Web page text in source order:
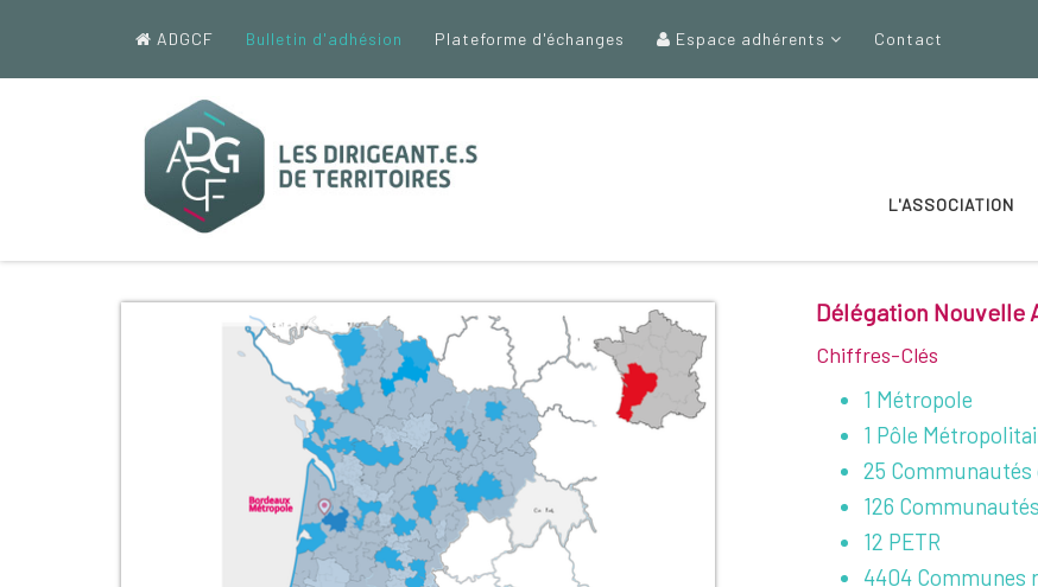
ADGCF Bulletin d'adhésion Plateforme d'échanges Espace adhérents Contact
L'ASSOCIATION
Délégation Nouvelle
Chiffres-Clés
1 Métropole
1 Pôle
25
126
12 PETR
4404 Communes